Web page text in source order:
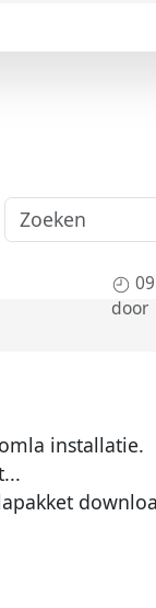
door
installatie.